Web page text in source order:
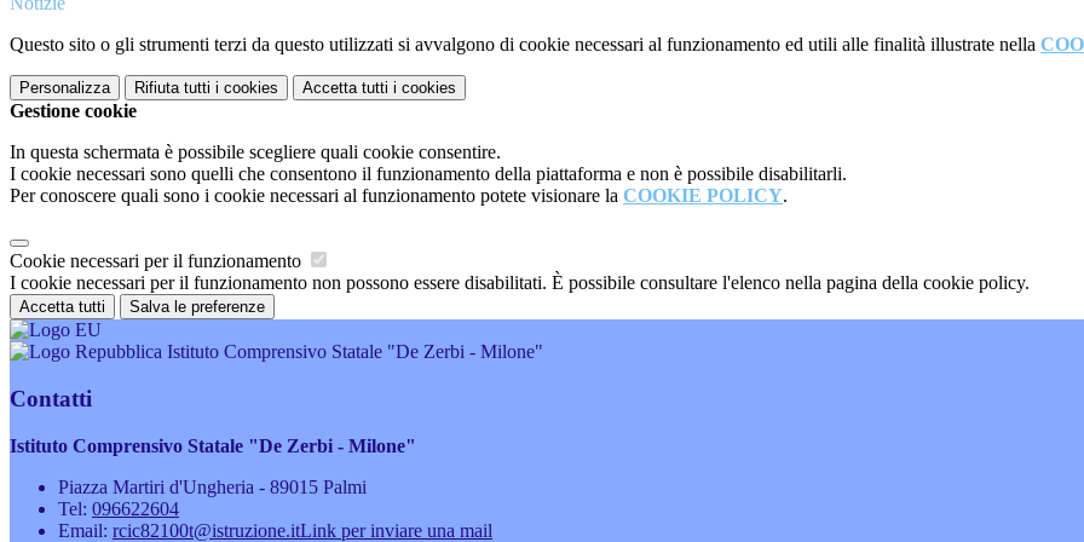
Questo sito o gli strumenti terzi da questo utilizzati si avvalgono di cookie necessari al funzionamento ed utili alle finalità illustrate nella
Personalizza Rifiuta tutti i cookies Accetta tutti i cookies
Gestione cookie
In questa schermata è possibile scegliere quali cookie consentire.
I cookie necessari sono quelli che consentono il funzionamento della piattaforma e non è possibile disabilitarli.
Per conoscere quali sono i cookie necessari al funzionamento potete visionare la COOKIE POLICY.
Cookie necessari per il funzionamento
I cookie necessari per il funzionamento non possono essere disabilitati. È possibile consultare l'elenco nella pagina della cookie policy.
Accetta tutti Salva le preferenze
Istituto Comprensivo Statale "De Zerbi - Milone"
Contatti
Istituto Comprensivo Statale "De Zerbi - Milone"
Piazza Martiri d'Ungheria - 89015 Palmi
Tel: 096622604
Email: rcic82100t@istruzione.itLink per inviare una mail